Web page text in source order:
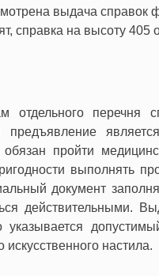
выдача справок
справка на высоту 405
перечня
пройти
выполнять
документ
действительными.
указывается
настила.